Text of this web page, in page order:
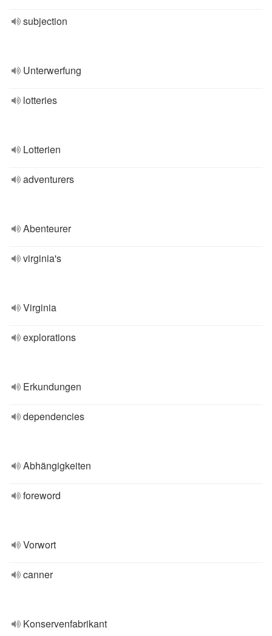
subjection
Unterwerfung
lotteries
Lotterien
adventurers
Abenteurer
virginia's
Virginia
explorations
Erkundungen
dependencies
Abhängigkeiten
foreword
Vorwort
canner
Konservenfabrikant